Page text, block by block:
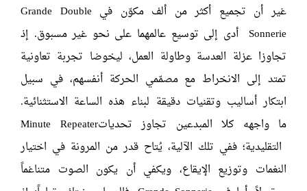
غير أن تجميع أكثر من ألف مكوّن في Grande Double
Sonnerie أدى إلى توسيع عالمهما على نحو غير مسبوق. إذ
تجاوزا عزلة العدسة وطاولة العمل، ليخوضا تجربة تعاونية
تمتد إلى الانخراط مع مصمّمي الحركة أنفسهم، في سبيل
ابتكار أساليب وتقنيات دقيقة لبناء هذه الساعة الاستثنائية.
ما واجهه كلا المبدعين تجاوز تحدياتMinute Repeater
التقليدية؛ ففي تلك الآلية، يُتاح قدر من المرونة في اختيار
النغمات وتوزيع الإيقاع، ويكفي أن يكون الصوت متناغماً